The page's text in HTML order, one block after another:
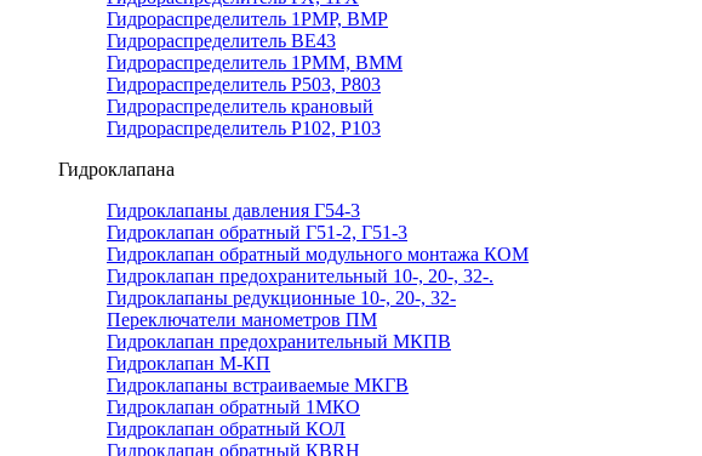
Гидрораспределитель 1РМР, ВМР
Гидрораспределитель ВЕ43
Гидрораспределитель 1РММ, ВММ
Гидрораспределитель Р503, Р803
Гидрораспределитель крановый
Гидрораспределитель Р102, Р103
Гидроклапана
Гидроклапаны давления Г54-3
Гидроклапан обратный Г51-2, Г51-3
Гидроклапан обратный модульного монтажа КОМ
Гидроклапан предохранительный 10-, 20-, 32-.
Гидроклапаны редукционные 10-, 20-, 32-
Переключатели манометров ПМ
Гидроклапан предохранительный МКПВ
Гидроклапан М-КП
Гидроклапаны встраиваемые МКГВ
Гидроклапан обратный 1МКО
Гидроклапан обратный КОЛ
Гидроклапан обратный КВRН